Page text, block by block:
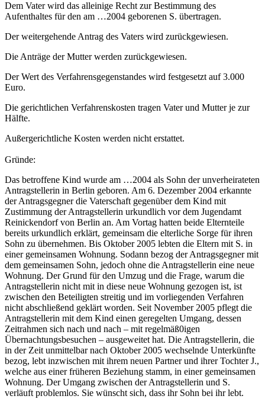
Dem Vater wird das alleinige Recht zur Bestimmung des
Aufenthaltes für den am …2004 geborenen S. übertragen.
Der weitergehende Antrag des Vaters wird zurückgewiesen.
Die Anträge der Mutter werden zurückgewiesen.
Der Wert des Verfahrensgegenstandes wird festgesetzt auf 3.000
Euro.
Die gerichtlichen Verfahrenskosten tragen Vater und Mutter je zur
Hälfte.
Außergerichtliche Kosten werden nicht erstattet.
Gründe:
Das betroffene Kind wurde am …2004 als Sohn der unverheirateten
Antragstellerin in Berlin geboren. Am 6. Dezember 2004 erkannte
der Antragsgegner die Vaterschaft gegenüber dem Kind mit
Zustimmung der Antragstellerin urkundlich vor dem Jugendamt
Reinickendorf von Berlin an. Am Vortag hatten beide Elternteile
bereits urkundlich erklärt, gemeinsam die elterliche Sorge für ihren
Sohn zu übernehmen. Bis Oktober 2005 lebten die Eltern mit S. in
einer gemeinsamen Wohnung. Sodann bezog der Antragsgegner mit
dem gemeinsamen Sohn, jedoch ohne die Antragstellerin eine neue
Wohnung. Der Grund für den Umzug und die Frage, warum die
Antragstellerin nicht mit in diese neue Wohnung gezogen ist, ist
zwischen den Beteiligten streitig und im vorliegenden Verfahren
nicht abschließend geklärt worden. Seit November 2005 pflegt die
Antragstellerin mit dem Kind einen geregelten Umgang, dessen
Zeitrahmen sich nach und nach – mit regelmäß0igen
Übernachtungsbesuchen – ausgeweitet hat. Die Antragstellerin, die
in der Zeit unmittelbar nach Oktober 2005 wechselnde Unterkünfte
bezog, lebt inzwischen mit ihrem neuen Partner und ihrer Tochter J.,
welche aus einer früheren Beziehung stamm, in einer gemeinsamen
Wohnung. Der Umgang zwischen der Antragstellerin und S.
verläuft problemlos. Sie wünscht sich, dass ihr Sohn bei ihr lebt.